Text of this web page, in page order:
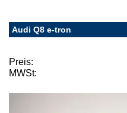
Audi Q8 e-tron
Preis:
MWSt: